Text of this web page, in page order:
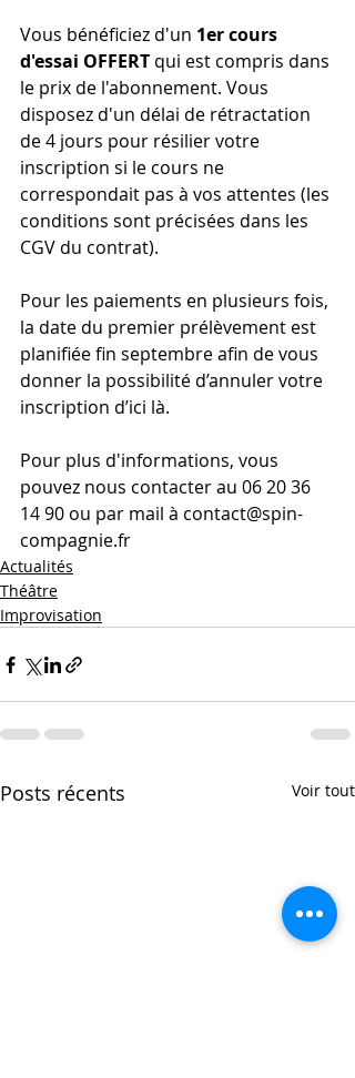
Vous bénéficiez d'un 1er cours
d'essai OFFERT qui est compris dans
le prix de l'abonnement. Vous
disposez d'un délai de rétractation
de 4 jours pour résilier votre
inscription si le cours ne
correspondait pas à vos attentes (les
conditions sont précisées dans les
CGV du contrat).
Pour les paiements en plusieurs fois,
la date du premier prélèvement est
planifiée fin septembre afin de vous
donner la possibilité d’annuler votre
inscription d’ici là.
Pour plus d'informations, vous
pouvez nous contacter au 06 20 36
14 90 ou par mail à contact@spin-
compagnie.fr
Actualités
Théâtre
Improvisation
Posts récents Voir tout